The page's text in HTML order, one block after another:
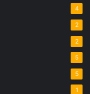
4
2
2
5
5
1